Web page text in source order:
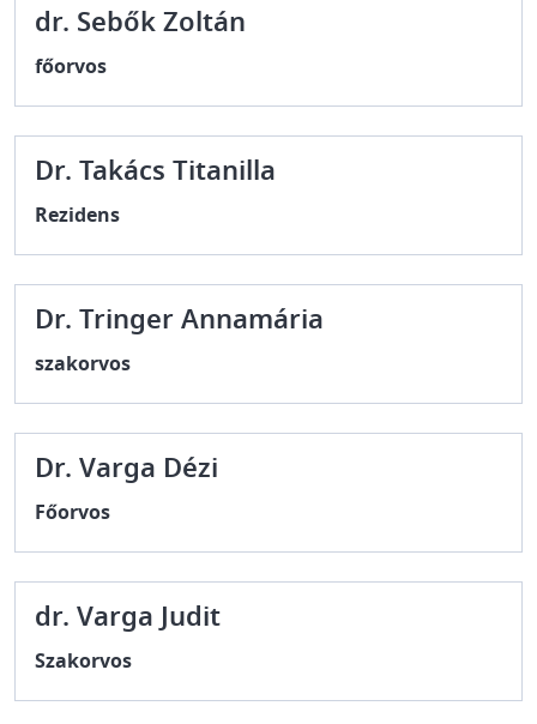
dr. Sebők Zoltán
főorvos
Dr. Takács Titanilla
Rezidens
Dr. Tringer Annamária
szakorvos
Dr. Varga Dézi
Főorvos
dr. Varga Judit
Szakorvos